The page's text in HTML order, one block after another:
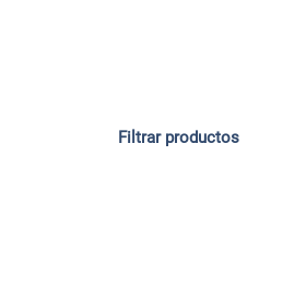
Filtrar productos